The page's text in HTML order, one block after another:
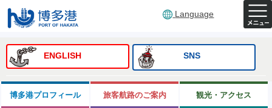
Language
ENGLISH SNS
博多港プロフィール 旅客航路のご案内 観光・アクセス